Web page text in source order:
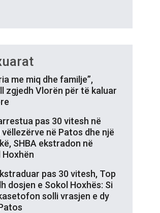
me miq dhe familje”,
zgjedh Vlorën për të kaluar
pas 30 vitesh në
në Patos dhe një
SHBA ekstradon në
Hoxhën
pas 30 vitesh, Top
dosjen e Sokol Hoxhës: Si
solli vrasjen e dy